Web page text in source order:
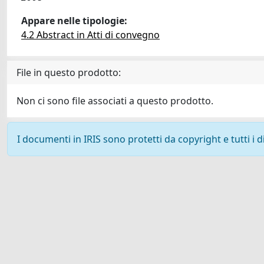
Appare nelle tipologie:
4.2 Abstract in Atti di convegno
File in questo prodotto:
Non ci sono file associati a questo prodotto.
I documenti in IRIS sono protetti da copyright e tutti i